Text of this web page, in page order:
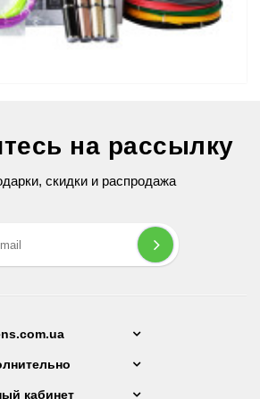
2 599 грнна рассылку
скидки и распродажа
кабинет